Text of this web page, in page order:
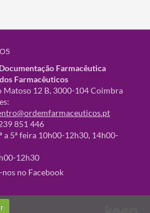
Farmacêutica
Farmacêuticos
Matoso 12 B, 3000-104 Coimbra
851 446
a 5ª feira 10h00-12h30, 14h00-
12h30
no Facebook